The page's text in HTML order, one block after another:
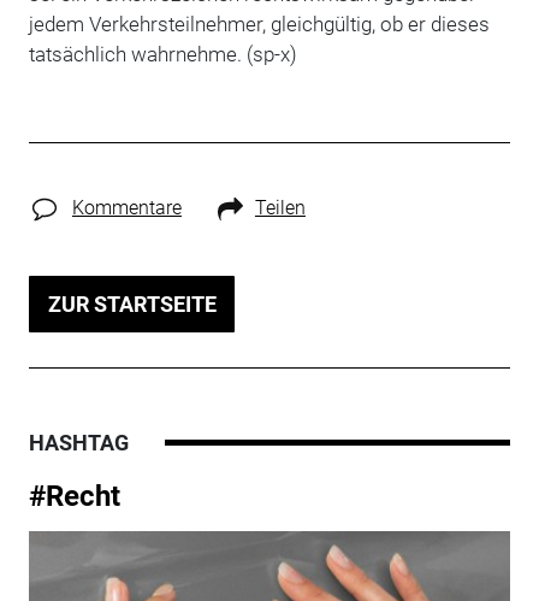
jedem Verkehrsteilnehmer, gleichgültig, ob er dieses
tatsächlich wahrnehme. (sp-x)
Kommentare Teilen
ZUR STARTSEITE
HASHTAG
#Recht